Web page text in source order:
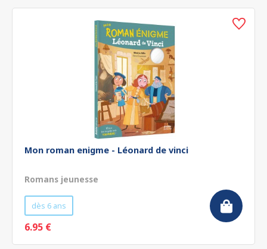
Mon roman enigme - Léonard de vinci
Romans jeunesse
dès 6 ans
6.95 €